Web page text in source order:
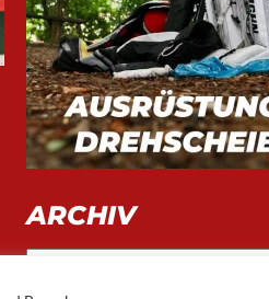
ARCHIV
Archiv